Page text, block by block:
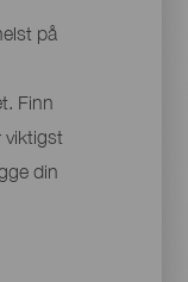
på
Finn
viktigst
din